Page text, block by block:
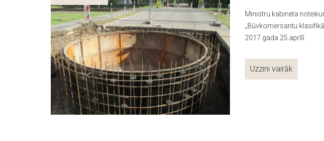
Ministru kabineta
„Būvkomersantu
2017.gada 25.aprīlī.
Uzzini vairāk